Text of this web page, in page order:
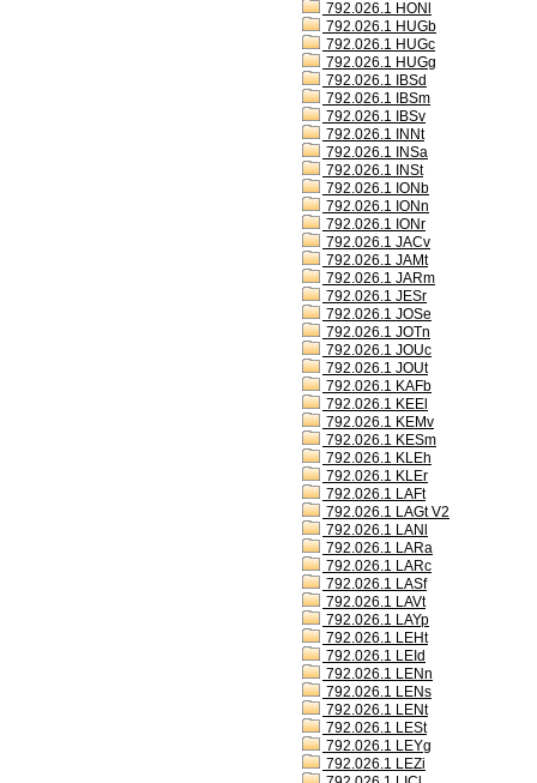
792.026.1 HONl
792.026.1 HUGb
792.026.1 HUGc
792.026.1 HUGg
792.026.1 IBSd
792.026.1 IBSm
792.026.1 IBSv
792.026.1 INNt
792.026.1 INSa
792.026.1 INSt
792.026.1 IONb
792.026.1 IONn
792.026.1 IONr
792.026.1 JACv
792.026.1 JAMt
792.026.1 JARm
792.026.1 JESr
792.026.1 JOSe
792.026.1 JOTn
792.026.1 JOUc
792.026.1 JOUt
792.026.1 KAFb
792.026.1 KEEl
792.026.1 KEMv
792.026.1 KESm
792.026.1 KLEh
792.026.1 KLEr
792.026.1 LAFt
792.026.1 LAGt V2
792.026.1 LANl
792.026.1 LARa
792.026.1 LARc
792.026.1 LASf
792.026.1 LAVt
792.026.1 LAYp
792.026.1 LEHt
792.026.1 LEId
792.026.1 LENn
792.026.1 LENs
792.026.1 LENt
792.026.1 LESt
792.026.1 LEYg
792.026.1 LEZi